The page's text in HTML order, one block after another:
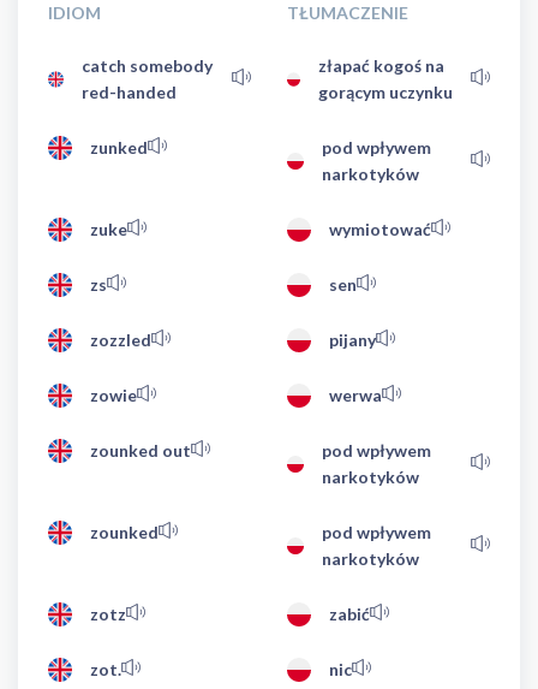
IDIOM TŁUMACZENIE
catch somebody
red-handed
złapać kogoś na
gorącym uczynku
zunked
pod wpływem
narkotyków
zuke wymiotować
zs sen
zozzled pijany
zowie werwa
zounked out
pod wpływem
narkotyków
zounked
pod wpływem
narkotyków
zotz zabić
zot. nic